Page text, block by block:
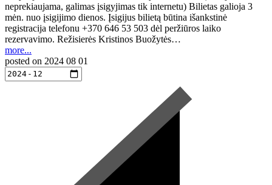
neprekiaujama, galimas įsigyjimas tik internetu) Bilietas galioja 3
mėn. nuo įsigijimo dienos. Įsigijus bilietą būtina išankstinė
registracija telefonu +370 646 53 503 dėl peržiūros laiko
rezervavimo. Režisierės Kristinos Buožytės…
more...
posted on 2024 08 01